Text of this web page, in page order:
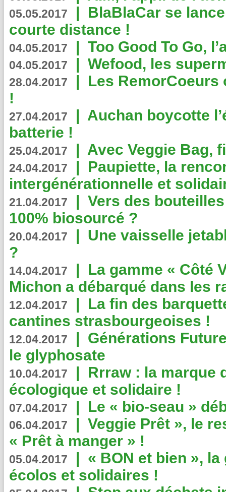
05.05.2017 | BlaBlaCar se
courte distance !
04.05.2017 | Too Good To Go,
04.05.2017 | Wefood, les
28.04.2017 | Les RemorCoeurs
!
27.04.2017 | Auchan boycotte
batterie !
25.04.2017 | Avec Veggie Bag,
24.04.2017 | Paupiette, la
intergénérationnelle et
21.04.2017 | Vers des
100% biosourcé ?
20.04.2017 | Une vaisselle
?
14.04.2017 | La gamme « Côté
Michon a débarqué dans les
12.04.2017 | La fin des
cantines strasbourgeoises !
12.04.2017 | Générations
le glyphosate
10.04.2017 | Rrraw : la marque
écologique et solidaire !
07.04.2017 | Le « bio-seau »
06.04.2017 | Veggie Prêt », le
« Prêt à manger » !
05.04.2017 | « BON et bien »,
écolos et solidaires !